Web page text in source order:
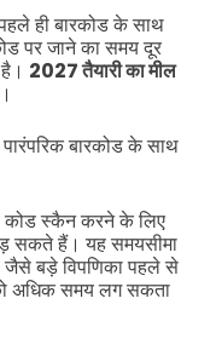
ही बारकोड के साथ
पर जाने का समय दूर
2027 तैयारी का मील
पारंपरिक बारकोड के साथ
कोड स्कैन करने के लिए
सकते हैं। यह समयसीमा
जैसे बड़े विपणिका पहले से
अधिक समय लग सकता